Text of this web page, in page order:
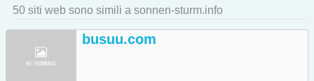
50 siti web sono simili a sonnen-sturm.info
busuu.com